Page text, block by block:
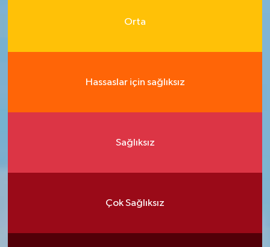
Orta
Hassaslar için sağlıksız
Sağlıksız
Çok Sağlıksız